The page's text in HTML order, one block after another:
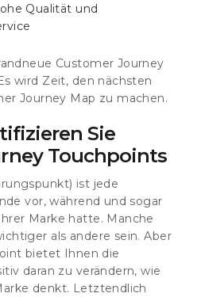
Qualität und
Customer Journey
wird Zeit, den nächsten
Journey Map zu machen.
Sie
Touchpoints
ist jede
vor, während und sogar
Marke hatte. Manche
als andere sein. Aber
bietet Ihnen die
daran zu verändern, wie
denkt. Letztendlich